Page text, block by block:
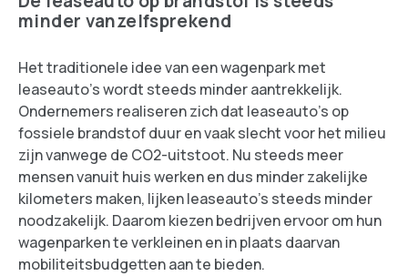
minder vanzelfsprekend
Het traditionele idee van een wagenpark met
leaseauto's wordt steeds minder aantrekkelijk.
Ondernemers realiseren zich dat leaseauto's op
fossiele brandstof duur en vaak slecht voor het milieu
zijn vanwege de CO2-uitstoot. Nu steeds meer
mensen vanuit huis werken en dus minder zakelijke
kilometers maken, lijken leaseauto's steeds minder
noodzakelijk. Daarom kiezen bedrijven ervoor om hun
wagenparken te verkleinen en in plaats daarvan
mobiliteitsbudgetten aan te bieden.